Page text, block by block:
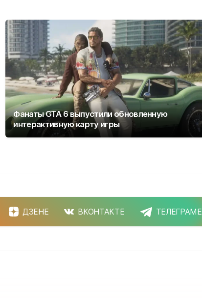
Фанаты GTA 6 выпустили обновленную
интерактивную карту игры
ДЗЕНЕ ВКОНТАКТЕ ТЕЛЕГРАМЕ